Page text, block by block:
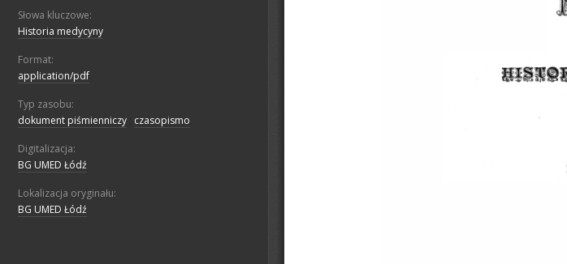
Słowa kluczowe:
Historia medycyny
Format:
application/pdf
Typ zasobu:
dokument piśmienniczy czasopismo
Digitalizacja:
BG UMED Łódź
Lokalizacja oryginału:
BG UMED Łódź